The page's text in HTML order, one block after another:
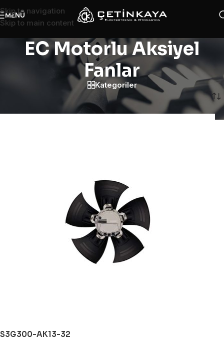
Skip to navigation
Skip to main content
MENÜ
EC Motorlu Aksiyel
Fanlar
Kategoriler
Ebmpapst EC Motorlu Aksiyel Fanlar
S3G300-AK13-32